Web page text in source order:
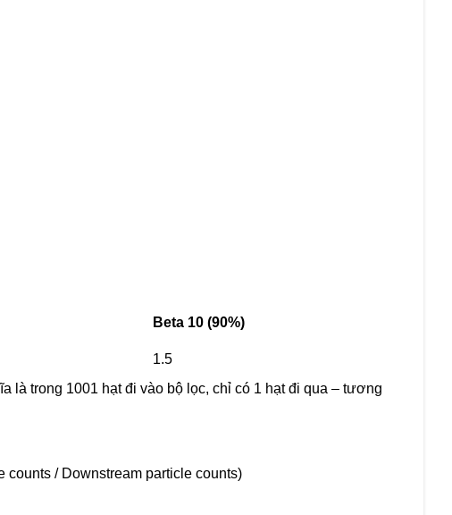
Beta 10 (90%)
1.5
là trong 1001 hạt đi vào bộ lọc, chỉ có 1 hạt đi qua – tương
/ Downstream particle counts)